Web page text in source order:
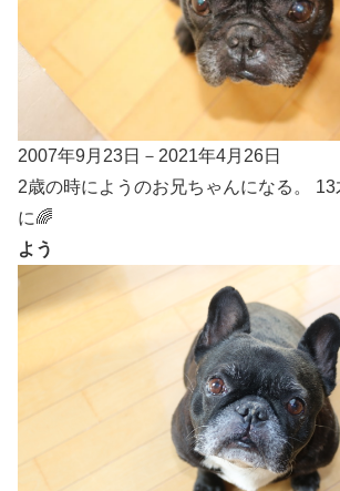
2007年9月23日－2021年4月26日
2歳の時にようのお兄ちゃんになる。 13
に🌈
よう